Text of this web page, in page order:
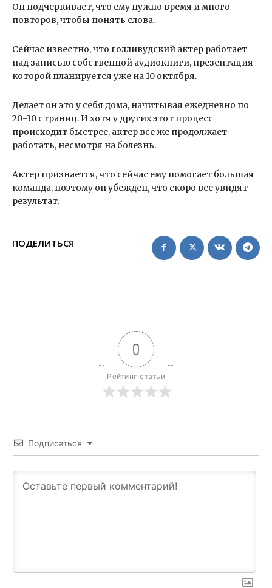
Он подчеркивает, что ему нужно время и много
повторов, чтобы понять слова.
Сейчас известно, что голливудский актер работает
над записью собственной аудиокниги, презентация
которой планируется уже на 10 октября.
Делает он это у себя дома, начитывая ежедневно по
20-30 страниц. И хотя у других этот процесс
происходит быстрее, актер все же продолжает
работать, несмотря на болезнь.
Актер признается, что сейчас ему помогает большая
команда, поэтому он убежден, что скоро все увидят
результат.
ПОДЕЛИТЬСЯ
0
Рейтинг статьи
Подписаться